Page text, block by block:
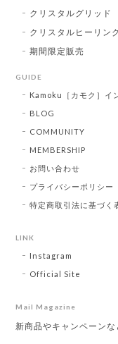
クリスタルグリッド
クリスタルヒーリン
期間限定販売
GUIDE
Kamoku［カモク］イ
BLOG
COMMUNITY
MEMBERSHIP
お問い合わせ
プライバシーポリシー
特定商取引法に基づく
LINK
Instagram
Official Site
Mail Magazine
新商品やキャンペーンな